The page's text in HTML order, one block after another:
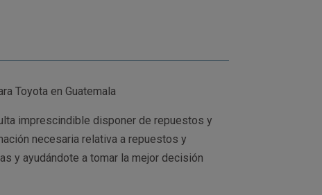
Toyota en Guatemala
imprescindible disponer de repuestos y
necesaria relativa a repuestos y
y ayudándote a tomar la mejor decisión